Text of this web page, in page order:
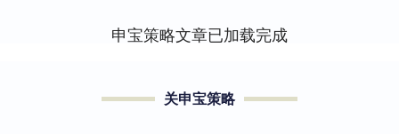
申宝策略文章已加载完成
关申宝策略